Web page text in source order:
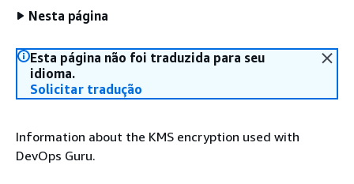
Nesta página
Esta página não foi traduzida para seu
idioma.
Solicitar tradução
Information about the KMS encryption used with
DevOps Guru.